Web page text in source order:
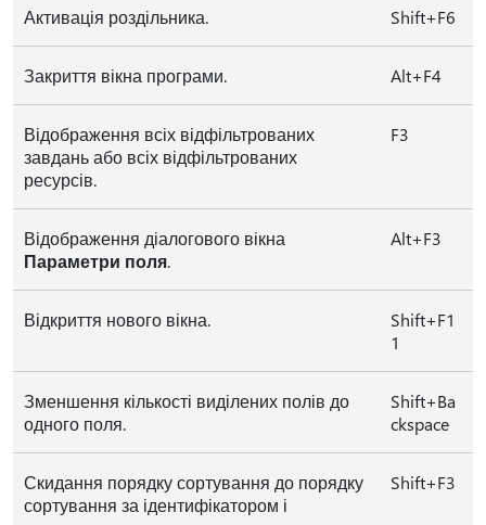
Активація роздільника. Shift+F6
Закриття вікна програми. Alt+F4
Відображення всіх відфільтрованих
завдань або всіх відфільтрованих
ресурсів.
F3
Відображення діалогового вікна
Параметри поля.
Alt+F3
Відкриття нового вікна.
Shift+F1
1
Зменшення кількості виділених полів до
одного поля.
Shift+Ba
ckspace
Скидання порядку сортування до порядку
сортування за ідентифікатором і
Shift+F3